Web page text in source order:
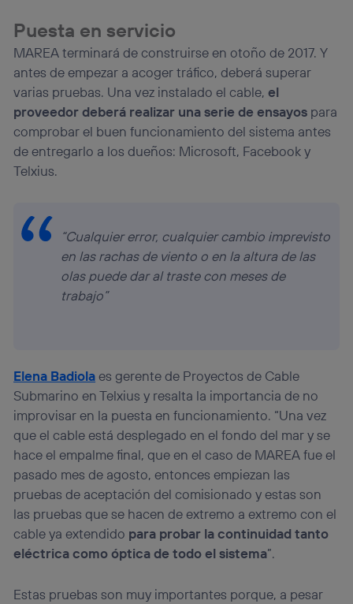
Puesta en servicio
MAREA terminará de construirse en otoño de 2017. Y
antes de empezar a acoger tráfico, deberá superar
varias pruebas. Una vez instalado el cable,el
proveedor deberá realizar una serie de ensayos para
comprobar el buen funcionamiento del sistema antes
de entregarlo a los dueños: Microsoft, Facebook y
Telxius.
“Cualquier error, cualquier cambio imprevisto
en las rachas de viento o en la altura de las
olas puede dar al traste con meses de
trabajo”
Elena Badiolaes gerente de Proyectos de Cable
Submarino en Telxius y resalta la importancia de no
improvisar en la puesta en funcionamiento. “Una vez
que el cable está desplegado en el fondo del mar y se
hace el empalme final, que en el caso de MAREA fue el
pasado mes de agosto, entonces empiezan las
pruebas de aceptación del comisionado y estas son
las pruebas que se hacen de extremo a extremo con el
cable ya extendido para probar la continuidad tanto
eléctrica como óptica de todo el sistema”.
Estas pruebas son muy importantes porque, a pesar